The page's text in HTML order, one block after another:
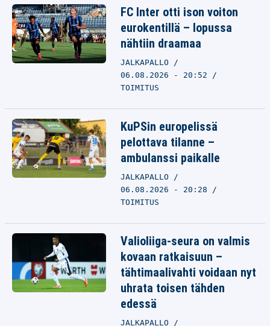
FC Inter otti ison voiton
eurokentillä – lopussa
nähtiin draamaa
JALKAPALLO
06.08.2026 - 20:52
TOIMITUS
KuPSin europelissä
pelottava tilanne –
ambulanssi paikalle
JALKAPALLO
06.08.2026 - 20:28
TOIMITUS
Valioliiga-seura on valmis
kovaan ratkaisuun –
tähtimaalivahti voidaan nyt
uhrata toisen tähden
edessä
JALKAPALLO